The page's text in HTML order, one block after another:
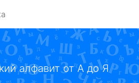
алфавит от А до Я